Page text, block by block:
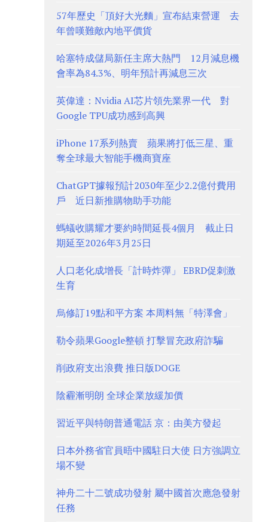
57年歷史「頂好大光麵」宣布結束營運 去
年曾嘆難敵內地平價貨
哈塞特成儲局新任主席大熱門 12月減息機
會率為84.3%、明年預計再減息三次
英偉達：Nvidia AI芯片領先業界一代 對
Google TPU成功感到高興
iPhone 17系列熱賣 蘋果將打低三星、重
奪全球最大智能手機商寶座
ChatGPT據報預計2030年至少2.2億付費用
戶 近日新推購物助手功能
螞蟻收購耀才要約時間延長4個月 截止日
期延至2026年3月25日
人口老化成增長「計時炸彈」 EBRD促刺激
生育
烏修訂19點和平方案 本周料無「特澤會」
勒令蘋果Google整頓 打擊冒充政府詐騙
削政府支出浪費 推日版DOGE
陰霾漸明朗 全球企業放緩加價
習近平與特朗普通電話 京：由美方發起
日本外務省官員晤中國駐日大使 日方強調立
場不變
神舟二十二號成功發射 屬中國首次應急發射
任務